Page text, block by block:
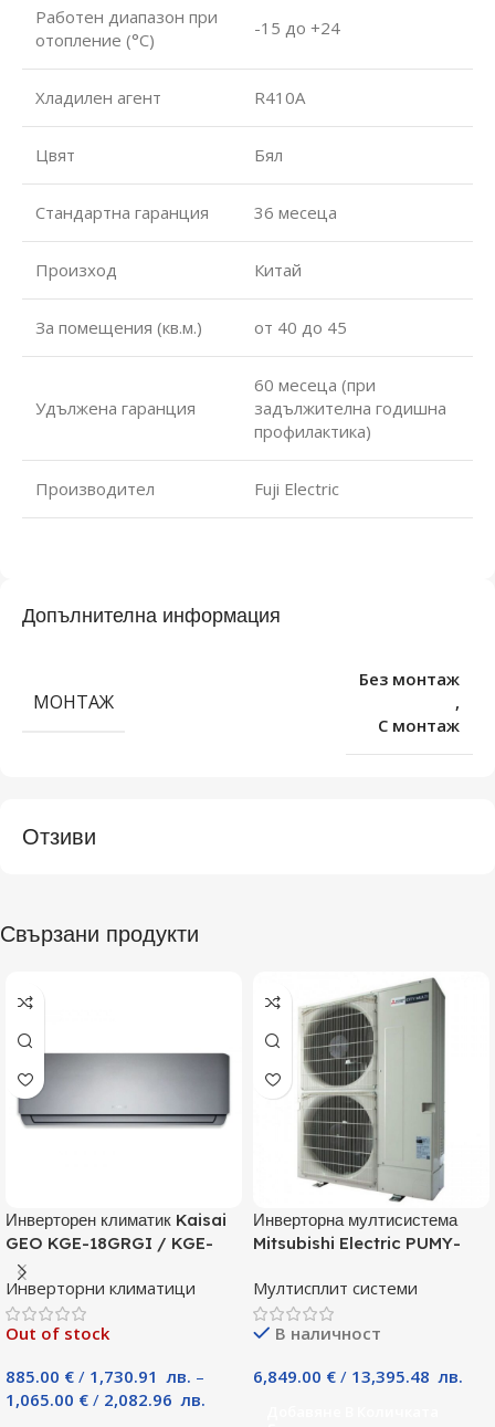
Работен диапазон при
отопление (°С)
-15 до +24
Хладилен агент R410A
Цвят Бял
Стандартна гаранция 36 месеца
Произход Китай
За помещения (кв.м.) от 40 до 45
Удължена гаранция
60 месеца (при
задължителна годишна
профилактика)
Производител Fuji Electric
Допълнителна информация
МОНТАЖ
Без монтаж
,
С монтаж
Отзиви
Свързани продукти
Инверторен климатик Kaisai
GEO KGE-18GRGI / KGE-
18GRGO, 18000 BTU, Клас
A++
Инверторни климатици
Out of stock
885.00 € / 1,730.91 лв. –
1,065.00 € / 2,082.96 лв.
Инверторна мултисистема
Mitsubishi Electric PUMY-
Мултисплит системи
В наличност
6,849.00 € / 13,395.48 лв.